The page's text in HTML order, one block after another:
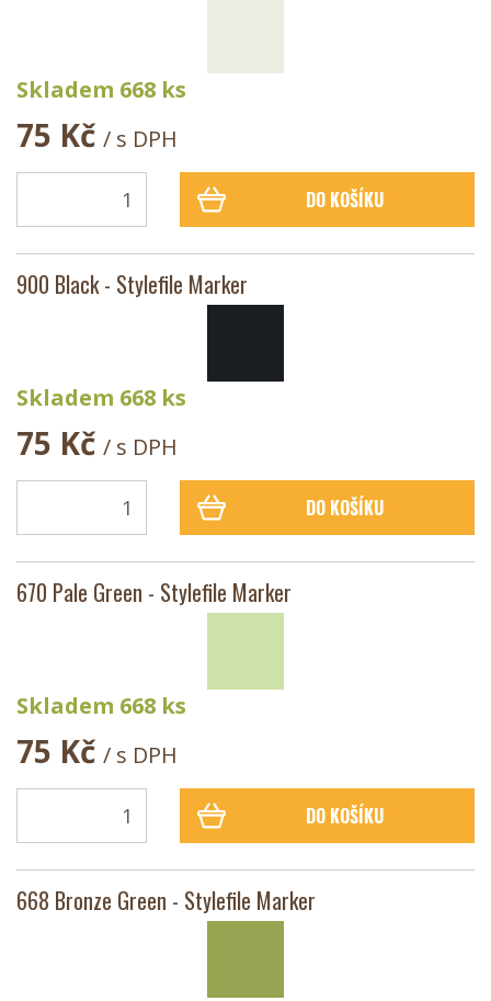
Skladem 668 ks
75 Kč / s DPH
DO KOŠÍKU
900 Black - Stylefile Marker
Skladem 668 ks
75 Kč / s DPH
DO KOŠÍKU
670 Pale Green - Stylefile Marker
Skladem 668 ks
75 Kč / s DPH
DO KOŠÍKU
668 Bronze Green - Stylefile Marker